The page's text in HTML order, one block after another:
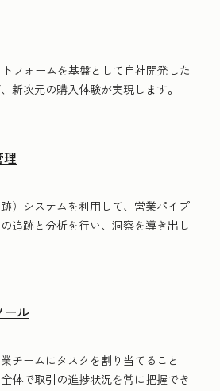
フォームを基盤として自社開発した
新次元の購入体験が実現します。
理
）システムを利用して、営業パイプ
追跡と分析を行い、洞察を導き出し
ール
チームにタスクを割り当てること
体で取引の進捗状況を常に把握でき